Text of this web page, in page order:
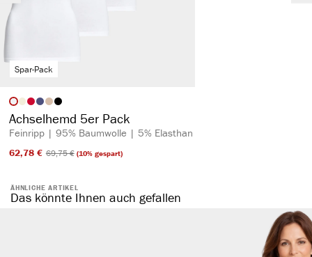
Spar-Pack
Artikelfarbe
Achselhemd 5er Pack
Feinripp | 95% Baumwolle | 5% Elasthan
62,78 €​ 69,75 €​(10% gespart)
ÄHNLICHE ARTIKEL
Das könnte Ihnen auch gefallen